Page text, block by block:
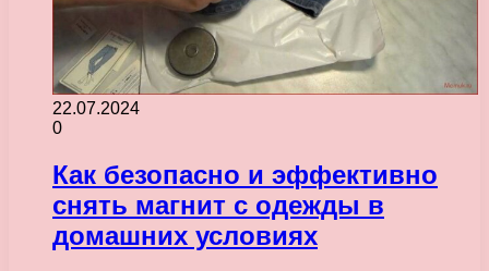
22.07.2024
0
Как безопасно и эффективно
снять магнит с одежды в
домашних условиях